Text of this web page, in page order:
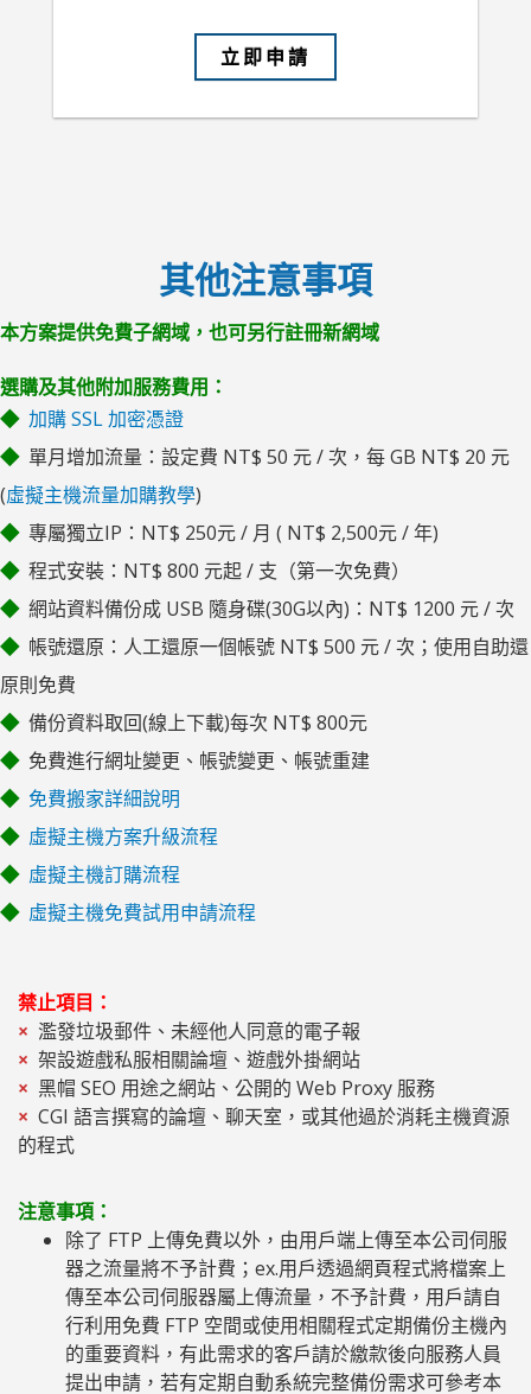
立即申請
其他注意事項
本方案提供免費子網域，也可另行註冊新網域
選購及其他附加服務費用：
加購 SSL 加密憑證
單月增加流量：設定費 NT$ 50 元 / 次，每 GB NT$ 20 元
(虛擬主機流量加購教學)
專屬獨立IP：NT$ 250元 / 月 ( NT$ 2,500元 / 年)
程式安裝：NT$ 800 元起 / 支（第一次免費）
網站資料備份成 USB 隨身碟(30G以內)：NT$ 1200 元 / 次
帳號還原：人工還原一個帳號 NT$ 500 元 / 次；使用自助還
原則免費
備份資料取回(線上下載)每次 NT$ 800元
免費進行網址變更、帳號變更、帳號重建
免費搬家詳細說明
虛擬主機方案升級流程
虛擬主機訂購流程
虛擬主機免費試用申請流程
禁止項目：
濫發垃圾郵件、未經他人同意的電子報
架設遊戲私服相關論壇、遊戲外掛網站
黑帽 SEO 用途之網站、公開的 Web Proxy 服務
CGI 語言撰寫的論壇、聊天室，或其他過於消耗主機資源
的程式
注意事項：
除了 FTP 上傳免費以外，由用戶端上傳至本公司伺服
器之流量將不予計費；ex.用戶透過網頁程式將檔案上
傳至本公司伺服器屬上傳流量，不予計費，用戶請自
行利用免費 FTP 空間或使用相關程式定期備份主機內
的重要資料，有此需求的客戶請於繳款後向服務人員
提出申請，若有定期自動系統完整備份需求可參考本